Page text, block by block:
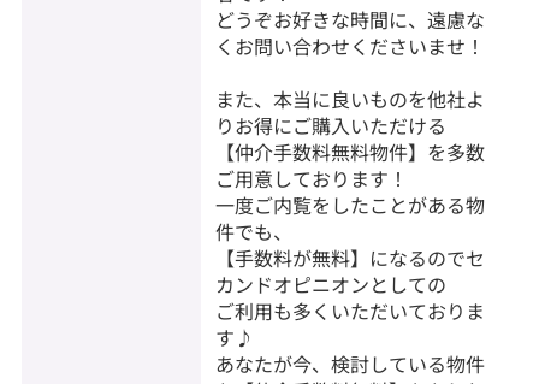
どうぞお好きな時間に、遠慮な
くお問い合わせくださいませ！
また、本当に良いものを他社よ
りお得にご購入いただける
【仲介手数料無料物件】を多数
ご用意しております！
一度ご内覧をしたことがある物
件でも、
【手数料が無料】になるのでセ
カンドオピニオンとしての
ご利用も多くいただいておりま
す♪
あなたが今、検討している物件